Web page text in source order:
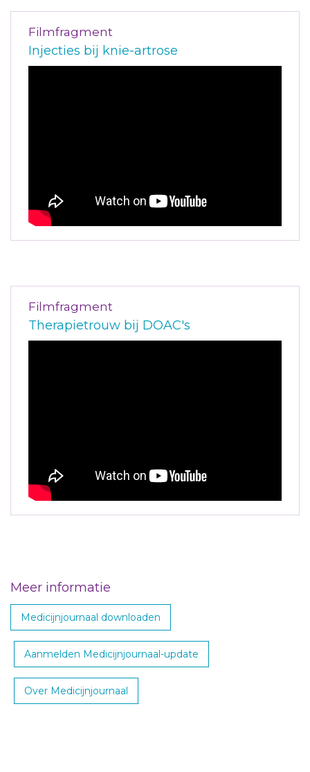
Filmfragment
Injecties bij knie-artrose
Filmfragment
Therapietrouw bij DOAC's
Meer informatie
Medicijnjournaal downloaden
Aanmelden Medicijnjournaal-update
Over Medicijnjournaal